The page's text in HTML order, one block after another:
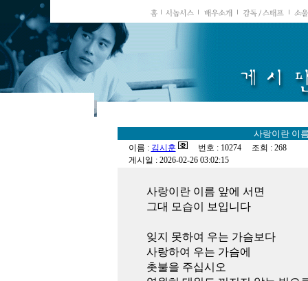
사랑이란 이
이름 : 김시훈
번호 : 10274 조회 : 268
게시일 : 2026-02-26 03:02:15
사랑이란 이름 앞에 서면
그대 모습이 보입니다
잊지 못하여 우는 가슴보다
사랑하여 우는 가슴에
촛불을 주십시오